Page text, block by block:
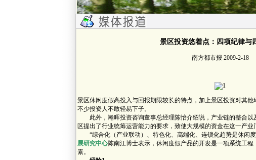
景区投资悠着点：四项纪律与
南方都市报 2009-2-18
景区休闲度假高投入与回报期限较长的特点，加上景区投资对其
不少投资人不敢轻易下子。
此外，瀚晖投资咨询董事总经理陈怡介绍说，产业链的整合以
区提出了行业统筹运营能力的要求，致使大规模的资金在这一产业
“综合化（产业联动）、特色化、高端化、连锁化趋势是休闲度
展研究中心陈南江博士表示，休闲度假产品的开发是一项系统工
素。